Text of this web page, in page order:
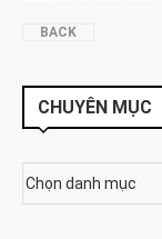
BACK
CHUYÊN MỤC